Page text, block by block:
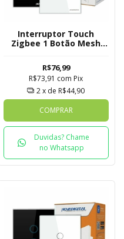
Interruptor Touch
Zigbee 1 Botão Mesh
R$76,99
R$73,91 com Pix
2x de R$44,90
COMPRAR
Duvidas? Chame
no Whatsapp